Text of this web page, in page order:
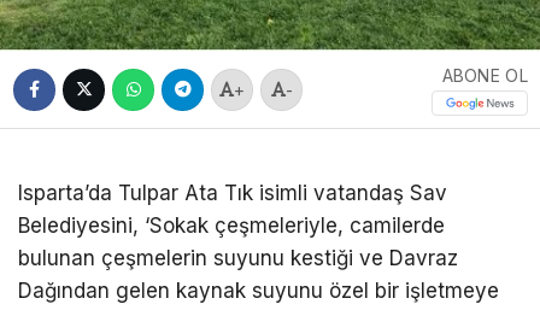
+ -
ABONE OL
Isparta’da Tulpar Ata Tık isimli vatandaş Sav
Belediyesini, ‘Sokak çeşmeleriyle, camilerde
bulunan çeşmelerin suyunu kestiği ve Davraz
Dağından gelen kaynak suyunu özel bir işletmeye